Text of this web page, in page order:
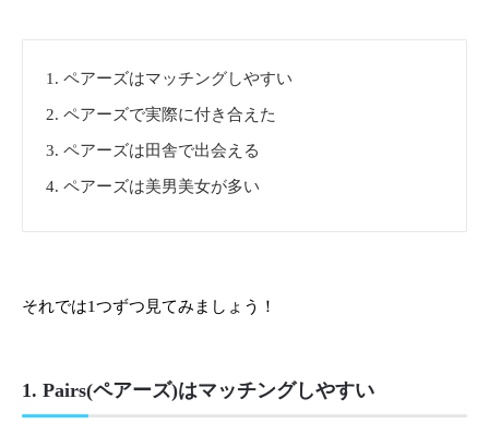
ペアーズはマッチングしやすい
ペアーズで実際に付き合えた
ペアーズは田舎で出会える
ペアーズは美男美女が多い
それでは1つずつ見てみましょう！
1. Pairs(ペアーズ)はマッチングしやすい